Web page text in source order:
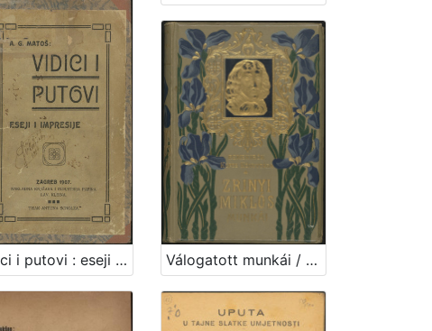
Vidici i putovi : eseji i impresije / A. G. Matoš Válogatott munkái / Zrinyi Miklós ; bevezetéssel és jegyzetekkel ellátta Négyes László